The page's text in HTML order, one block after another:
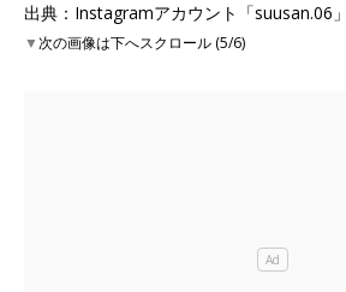
出典：Instagramアカウント「suusan.06」
▼次の画像は下へスクロール (5/6)